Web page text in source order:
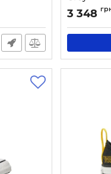
Артикул:
3 348